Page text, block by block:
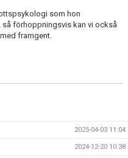
som hon
förhoppningsvis kan vi också
framgent.
2025-04-03 11:04
2024-12-20 10:38